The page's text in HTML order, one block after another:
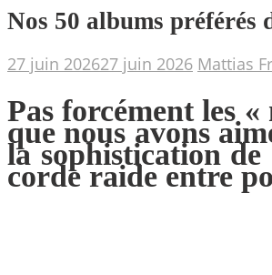
Nos 50 albums préférés
27 juin 202627 juin 2026 Mattias
Pas forcément les
que nous avons
la sophistication
corde raide entre